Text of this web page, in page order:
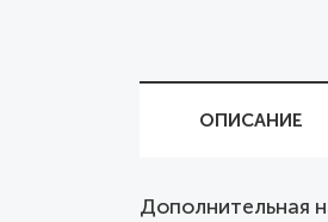
ОПИСАНИЕ
Дополнительная